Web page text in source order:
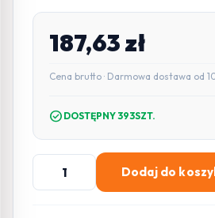
187,63zł
Cena brutto · Darmowa dostawa od
check_circle DOSTĘPNY 393SZT.
ilość
Ryżowar
Dodaj do